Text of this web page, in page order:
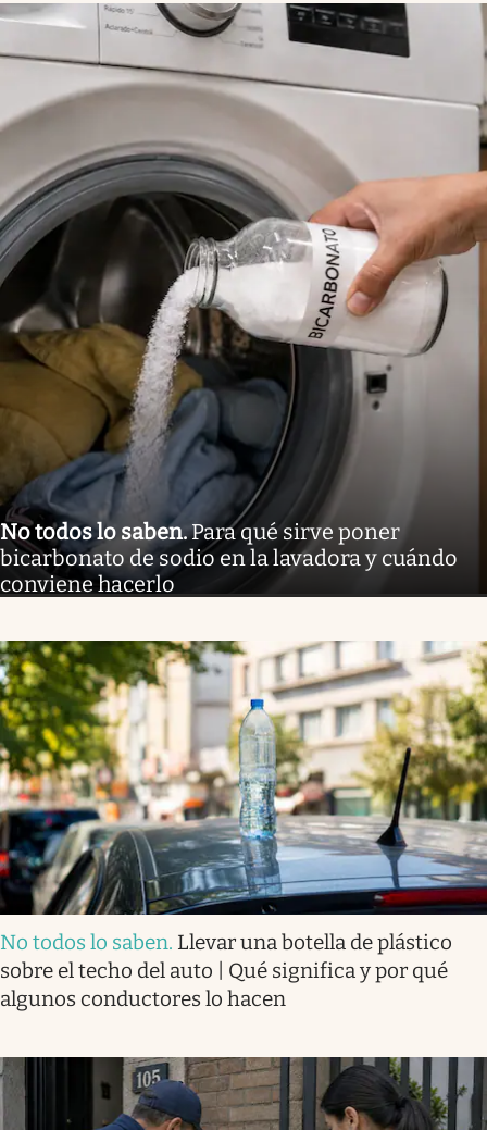
No todos lo saben.Para qué sirve poner
bicarbonato de sodio en la lavadora y cuándo
conviene hacerlo
No todos lo saben. Llevar una botella de plástico
sobre el techo del auto | Qué significa y por qué
algunos conductores lo hacen